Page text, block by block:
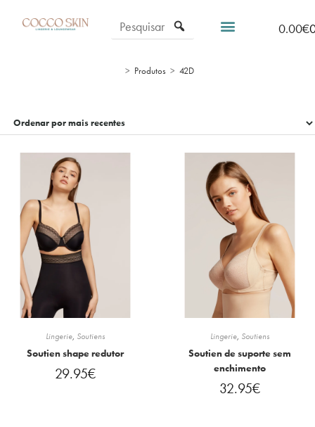
0.00€
> Produtos > 42D
Lingerie, Soutiens
Soutien shape redutor
29.95€
Lingerie, Soutiens
Soutien de suporte sem
enchimento
32.95€